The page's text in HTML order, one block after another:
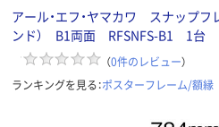
アール・エフ・ヤマカワ スナップフ
ンド） B1両面 RFSNFS-B1 1台
（0件のレビュー）
ランキングを見る：ポスターフレーム/額縁